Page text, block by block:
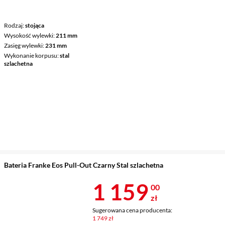
Rodzaj stojąca
Wysokość wylewki 211 mm
Zasięg wylewki 231 mm
Wykonanie korpusu stal
szlachetna
Bateria Franke Eos Pull-Out Czarny Stal szlachetna
Cena 1 159 zł
1 159 00
zł
Sugerowana cena producenta:
1 749 zł